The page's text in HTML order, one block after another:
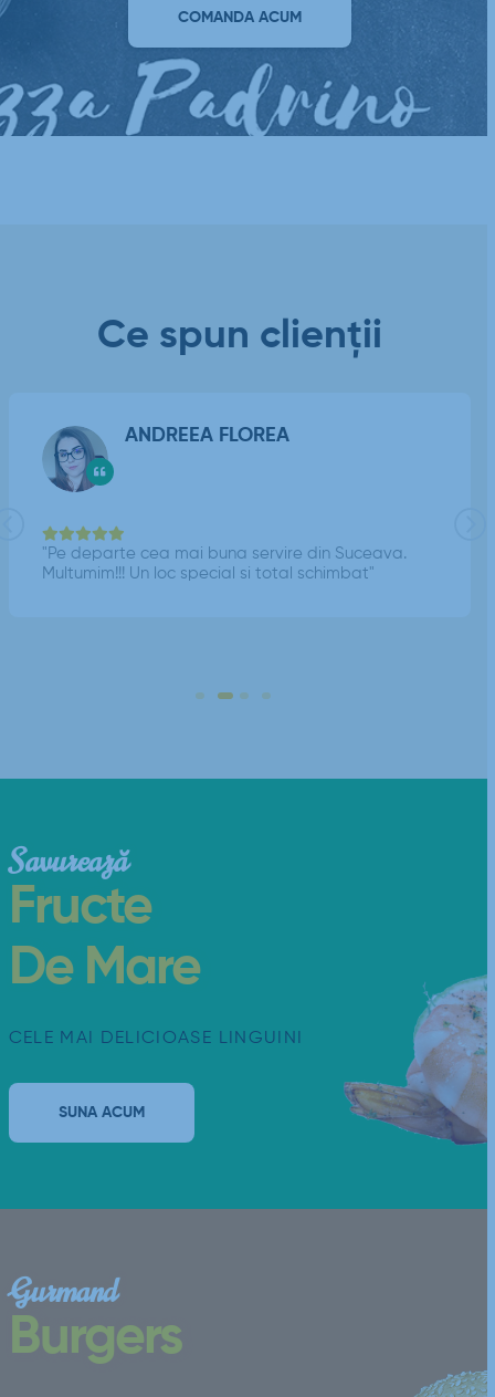
COMANDA ACUM
Ce spun clienții
ANDREEA FLOREA
"Pe departe cea mai buna servire din Suceava.
Multumim!!! Un loc special si total schimbat"
Savurează
Fructe
De Mare
CELE MAI DELICIOASE LINGUINI
SUNA ACUM
Gurmand
Burgers